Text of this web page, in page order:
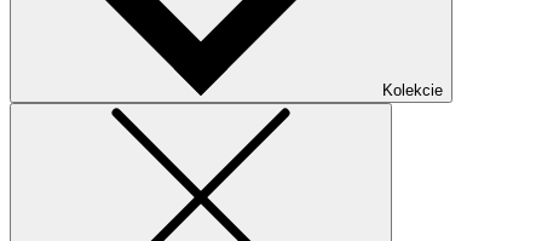
Kolekcie